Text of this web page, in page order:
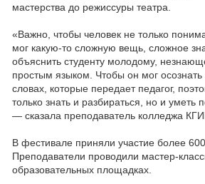
мастерства до режиссуры театра.
«Важно, чтобы человек не только
мог какую-то сложную вещь, сложное
объяснить студенту молодому,
простым языком. Чтобы он мог осознать
словах, которые передает педагог,
только знать и разбираться, но и уметь
— сказала преподаватель колледжа
В фестивале приняли участие более 600
Преподаватели проводили мастер-
образовательных площадках.